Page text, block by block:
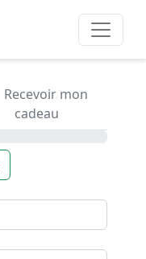
Recevoir mon
cadeau